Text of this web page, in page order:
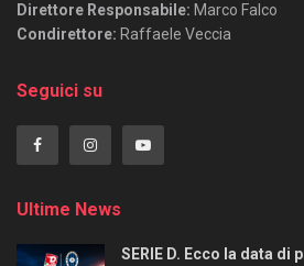
Direttore Responsabile: Marco Falco
Condirettore: Raffaele Veccia
Seguici su
Ultime News
SERIE D. Ecco la data di